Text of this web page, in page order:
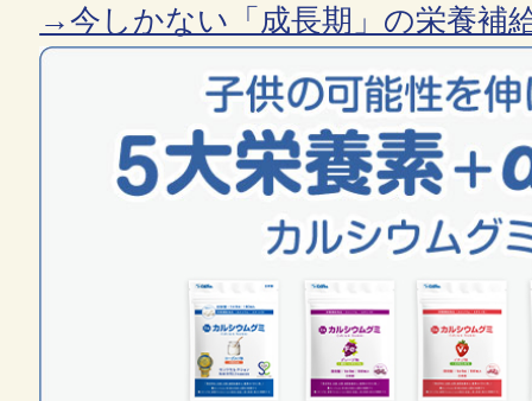
→今しかない「成長期」の栄養補